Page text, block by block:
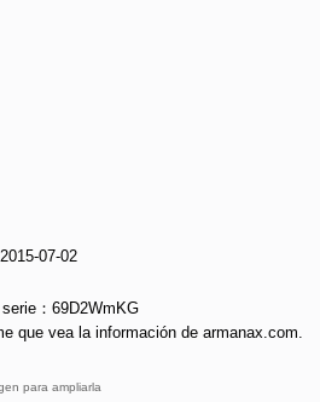
07-02
：69D2WmKG
que vea la información de armanax.com.
para ampliarla